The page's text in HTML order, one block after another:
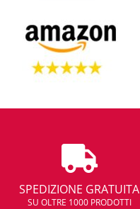
SPEDIZIONE GRATUITA
SU OLTRE 1000 PRODOTTI